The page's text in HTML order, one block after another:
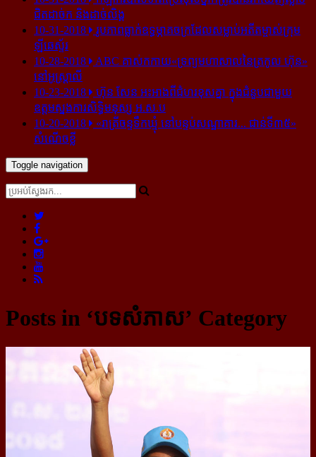
ជិត​ដាច់ក និង​ដាច់​លិង្គ
10-31-2018
រូបភាព​ធ្លាក់​ឧទ្ធម្ភាគចក្រ​ដែល​សម្លាប់​អតីត​ម្ចាស់​ក្រុម​
ឡីឆេស្ទ័រ
10-28-2018
ABC គាស់​កកាយ​«ទ្រព្យមហាសាល​នៃ​ត្រកូល ហ៊ុន»​
នៅ​អូស្ត្រាលី
10-23-2018
ហ៊ុន សែន អះអាង​ពី​ជំហរ​ខុស​គ្នា ក្នុង​ជំនួប​ជាមួយ​
ឧត្តម​ស្នងការ​សិទ្ធិ​មនុស្ស អ.ស.ប
10-20-2018
«រាត្រីចន្ទទឹកឃ្មុំ នៅបន្ទប់សណ្ឋាគារ... ជាន់ទី៣៥»
សំណើចខ្លី
Toggle navigation
Posts in ‘បទសំភាស’ Category